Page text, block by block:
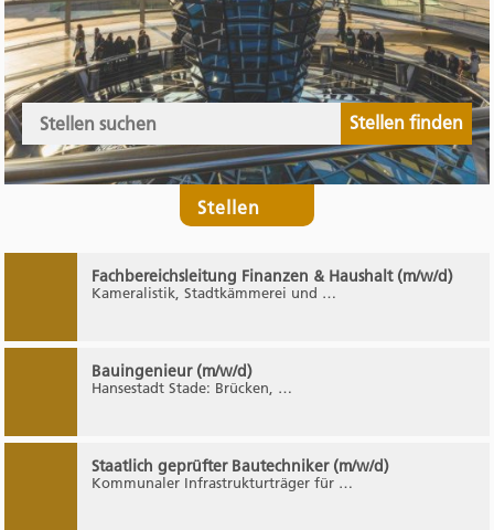
Stellen finden
Stellen
Fachbereichsleitung Finanzen & Haushalt (m/w/d)
Kameralistik, Stadtkämmerei und …
Bauingenieur (m/w/d)
Hansestadt Stade: Brücken, …
Staatlich geprüfter Bautechniker (m/w/d)
Kommunaler Infrastrukturträger für …